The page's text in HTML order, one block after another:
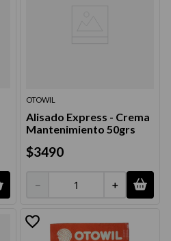
OTOWIL
Alisado Express - Crema
Mantenimiento 50grs
$3490
＋
－